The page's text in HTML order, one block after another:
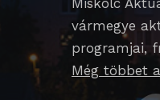
vármegye
programjai,
Még többet